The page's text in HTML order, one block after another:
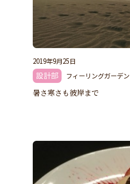
2019年9月25日
設計部 フィーリングガーデン
暑さ寒さも彼岸まで